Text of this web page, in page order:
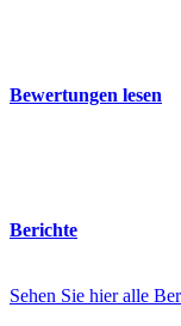
Bewertungen lesen
Berichte
Sehen Sie hier alle